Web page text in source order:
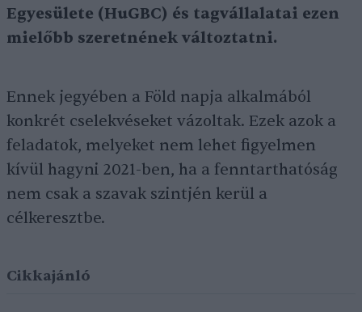
Egyesülete (HuGBC) és tagvállalatai ezen
mielőbb szeretnének változtatni.
Ennek jegyében a Föld napja alkalmából
konkrét cselekvéseket vázoltak. Ezek azok a
feladatok, melyeket nem lehet figyelmen
kívül hagyni 2021-ben, ha a fenntarthatóság
nem csak a szavak szintjén kerül a
célkeresztbe.
Cikkajánló